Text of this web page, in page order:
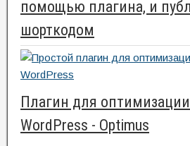
помощью плагина, и
шорткодом
Плагин для
WordPress - Optimus